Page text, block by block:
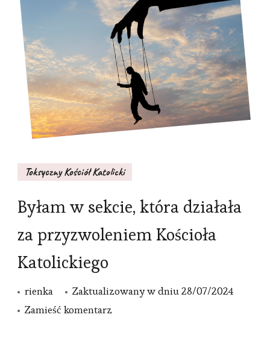
Toksyczny Kościół Katolicki
Byłam w sekcie, która działała
za przyzwoleniem Kościoła
Katolickiego
rienka Zaktualizowany w dniu28/07/2024
Zamieść komentarzwe